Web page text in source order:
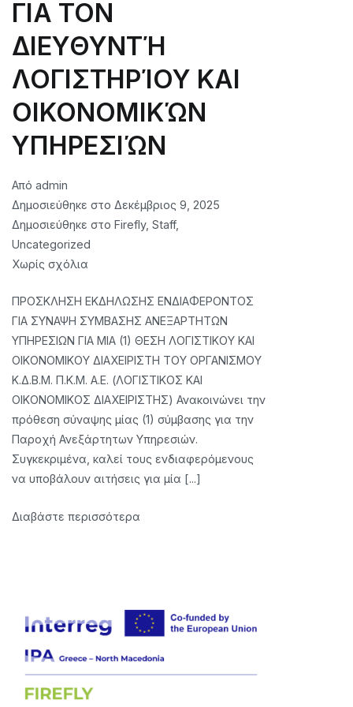
emergency
response,
hours
3rd
Training:
Safe
hours
ΓΙΑ ΤΟΝ
ΔΙΕΥΘΥΝΤΉ
ΛΟΓΙΣΤΗΡΊΟΥ ΚΑΙ
ΟΙΚΟΝΟΜΙΚΏΝ
ΥΠΗΡΕΣΙΏΝ
Από admin
Δημοσιεύθηκε στο Δεκέμβριος 9, 2025
Δημοσιεύθηκε στο Firefly, Staff,
Uncategorized
Χωρίς σχόλια
FOR
EXPRESSION
OF
ACCOUNTING
AND
FINANCIAL
MANAGER
ΠΡΟΣΚΛΗΣΗ ΕΚΔΗΛΩΣΗΣ ΕΝΔΙΑΦΕΡΟΝΤΟΣ
ΓΙΑ ΣΥΝΑΨΗ ΣΥΜΒΑΣΗΣ ΑΝΕΞΑΡΤΗΤΩΝ
ΥΠΗΡΕΣΙΩΝ ΓΙΑ ΜΙΑ (1) ΘΕΣΗ ΛΟΓΙΣΤΙΚΟΥ ΚΑΙ
ΟΙΚΟΝΟΜΙΚΟΥ ΔΙΑΧΕΙΡΙΣΤΗ ΤΟΥ ΟΡΓΑΝΙΣΜΟΥ
Κ.Δ.Β.Μ. Π.Κ.Μ. Α.Ε. (ΛΟΓΙΣΤΙΚΟΣ ΚΑΙ
ΟΙΚΟΝΟΜΙΚΟΣ ΔΙΑΧΕΙΡΙΣΤΗΣ) Ανακοινώνει την
πρόθεση σύναψης μίας (1) σύμβασης για την
Παροχή Ανεξάρτητων Υπηρεσιών.
Συγκεκριμένα, καλεί τους ενδιαφερόμενους
να υποβάλουν αιτήσεις για μία [...]
Διαβάστε περισσότερα